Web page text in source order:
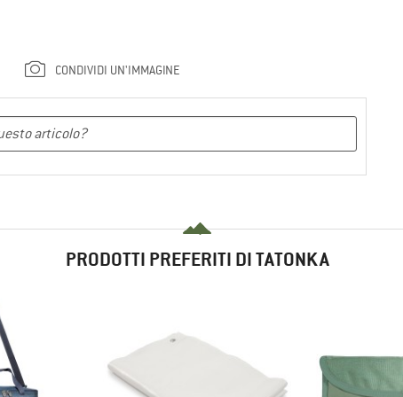
CONDIVIDI UN'IMMAGINE
PRODOTTI PREFERITI DI TATONKA